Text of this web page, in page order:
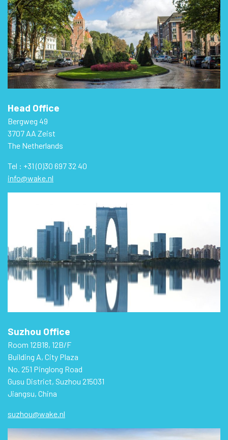
Head Office
Bergweg 49
3707 AA Zeist
The Netherlands
Tel : +31 (0)30 697 32 40
info@wake.nl
Suzhou Office
Room 12B18, 12B/F
Building A, City Plaza
No. 251 Pinglong Road
Gusu District, Suzhou 215031
Jiangsu, China
suzhou@wake.nl